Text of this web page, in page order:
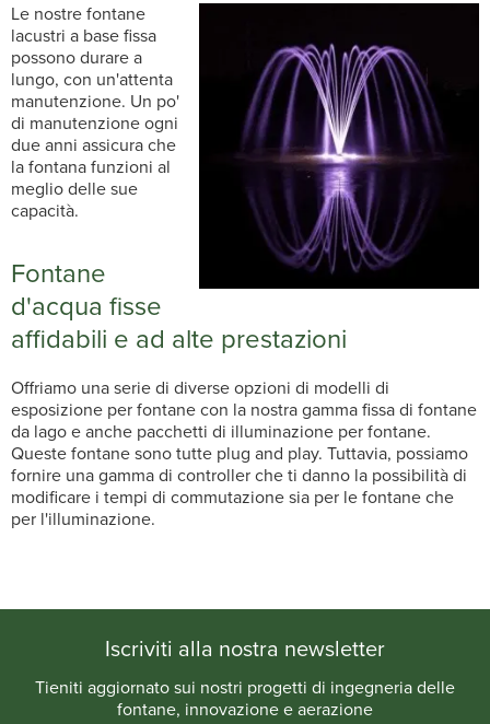
Le nostre fontane
lacustri a base fissa
possono durare a
lungo, con un'attenta
manutenzione. Un po'
di manutenzione ogni
due anni assicura che
la fontana funzioni al
meglio delle sue
capacità.
Fontane
d'acqua fisse
affidabili e ad alte prestazioni
Offriamo una serie di diverse opzioni di modelli di
esposizione per fontane con la nostra gamma fissa di fontane
da lago e anche pacchetti di illuminazione per fontane.
Queste fontane sono tutte plug and play. Tuttavia, possiamo
fornire una gamma di controller che ti danno la possibilità di
modificare i tempi di commutazione sia per le fontane che
per l'illuminazione.
Iscriviti alla nostra newsletter
Tieniti aggiornato sui nostri progetti di ingegneria delle
fontane, innovazione e aerazione